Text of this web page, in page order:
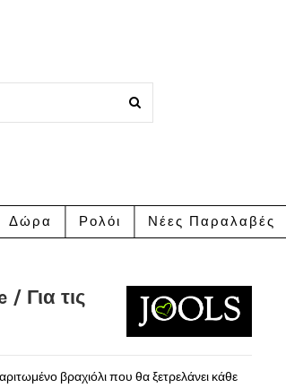
Δώρα Ρολόι Νέες Παραλαβές
Για τις
βραχιόλι που θα ξετρελάνει κάθε